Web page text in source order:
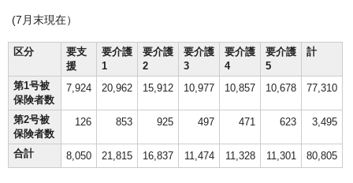
(7月末現在）
区分
要支
援
要介護
1
要介護
2
要介護
3
要介護
4
要介護
5
計
第1号被
保険者数
7,924 20,962 15,912 10,977 10,857 10,678 77,310
第2号被
保険者数
126 853 925 497 471 623 3,495
合計 8,050 21,815 16,837 11,474 11,328 11,301 80,805